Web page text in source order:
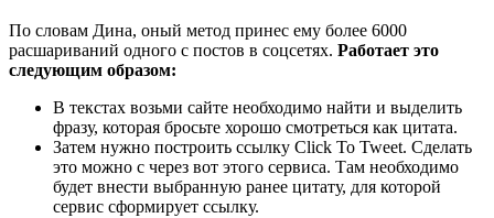
По словам Дина, оный метод принес ему более 6000
расшариваний одного с постов в соцсетях. Работает это
следующим образом:
В текстах возьми сайте необходимо найти и выделить
фразу, которая бросьте хорошо смотреться как цитата.
Затем нужно построить ссылку Click To Tweet. Сделать
это можно с через вот этого сервиса. Там необходимо
будет внести выбранную ранее цитату, для которой
сервис сформирует ссылку.